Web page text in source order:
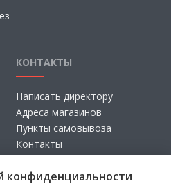
КОНТАКТЫ
Написать директору
Адреса магазинов
Пункты самовывоза
Контакты
конфиденциальности